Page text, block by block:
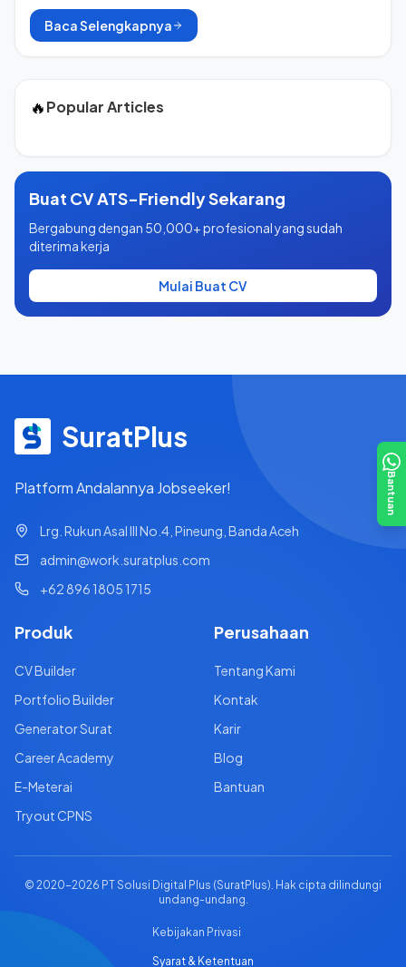
Bantuan
Baca Selengkapnya
🔥Popular Articles
Buat CV ATS-Friendly Sekarang
Bergabung dengan 50,000+ profesional yang sudah
diterima kerja
Mulai Buat CV
SuratPlus
Platform Andalannya Jobseeker!
Lrg. Rukun Asal III No.4, Pineung, Banda Aceh
admin@work.suratplus.com
+62 896 1805 1715
Produk
CV Builder
Portfolio Builder
Generator Surat
Career Academy
E-Meterai
Tryout CPNS
Perusahaan
Tentang Kami
Kontak
Karir
Blog
Bantuan
© 2020-2026 PT Solusi Digital Plus (SuratPlus). Hak cipta dilindungi
undang-undang.
Kebijakan Privasi
Syarat & Ketentuan